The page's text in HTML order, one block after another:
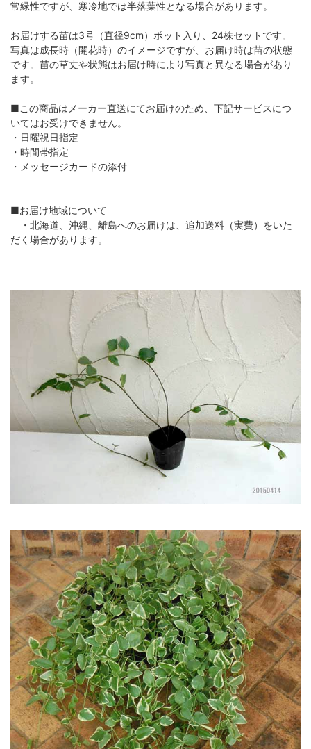
常緑性ですが、寒冷地では半落葉性となる場合があります。
お届けする苗は3号（直径9cm）ポット入り、24株セットです。
写真は成長時（開花時）のイメージですが、お届け時は苗の状態
です。苗の草丈や状態はお届け時により写真と異なる場合があり
ます。
■この商品はメーカー直送にてお届けのため、下記サービスにつ
いてはお受けできません。
・日曜祝日指定
・時間帯指定
・メッセージカードの添付
■お届け地域について
・北海道、沖縄、離島へのお届けは、追加送料（実費）をいた
だく場合があります。